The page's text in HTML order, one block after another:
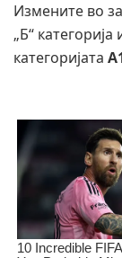
Измените во
„Б“
категоријата